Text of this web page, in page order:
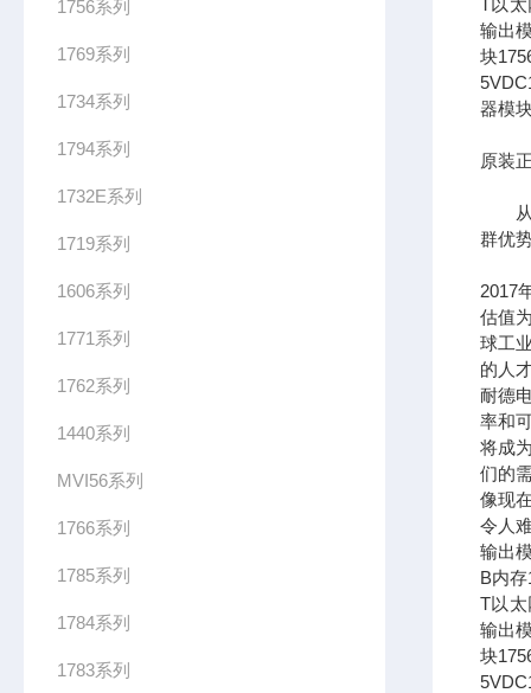
1756系列
1769系列
1734系列
1794系列
1732E系列
1719系列
1606系列
1771系列
1762系列
1440系列
MVI56系列
1766系列
1785系列
1784系列
1783系列
T以太
输出
块
器模
原装
从长
群优
2017
估值
球工
的人
耐德
率和
将成
们的
像现
令人
输出
B内
T以太
输出
块